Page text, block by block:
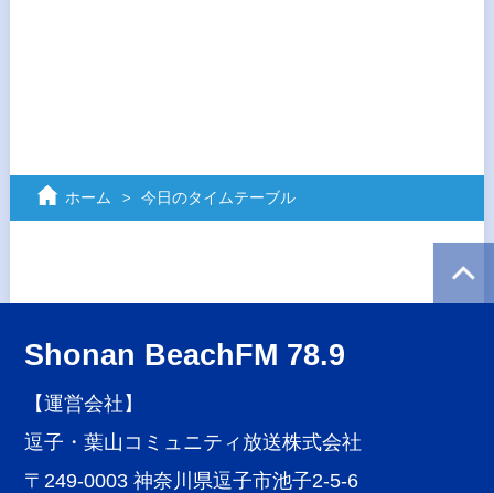
ホーム 今日のタイムテーブル
Shonan BeachFM 78.9
【運営会社】
逗子・葉山コミュニティ放送株式会社
〒249-0003 神奈川県逗子市池子2-5-6